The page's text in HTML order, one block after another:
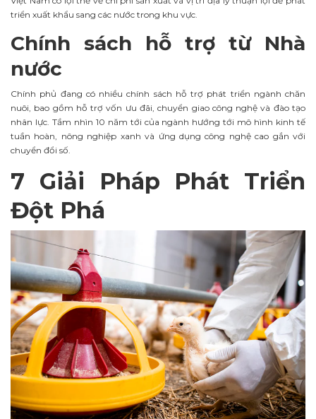
triển xuất khẩu sang các nước trong khu vực.
Chính sách hỗ trợ từ Nhà
nước
Chính phủ đang có nhiều chính sách hỗ trợ phát triển ngành chăn
nuôi, bao gồm hỗ trợ vốn ưu đãi, chuyển giao công nghệ và đào tạo
nhân lực. Tầm nhìn 10 năm tới của ngành hướng tới mô hình kinh tế
tuần hoàn, nông nghiệp xanh và ứng dụng công nghệ cao gắn với
chuyển đổi số.
7 Giải Pháp Phát Triển
Đột Phá